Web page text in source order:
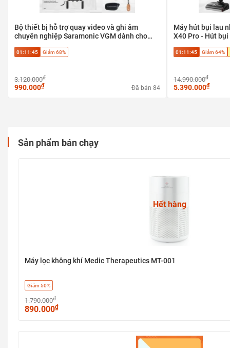
Bộ thiết bị hỗ trợ quay video và ghi âm
chuyên nghiệp Saramonic VGM dành cho
01:11:45 Giảm 68%
3.120.000₫
990.000₫ Đã bán 84
Máy hút bụi lau
X40 Pro - Hút
01:11:45 Giảm 64%
14.990.000₫
5.390.000₫
Sản phẩm bán chạy
Hết hàng
Máy lọc không khí Medic Therapeutics MT-001
Giảm 50%
1.790.000₫
890.000₫